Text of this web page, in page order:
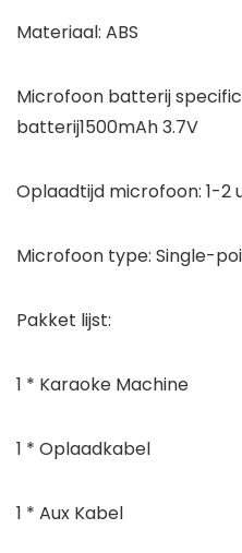
Materiaal: ABS
Microfoon batterij
batterij1500mAh 3.7V
Oplaadtijd microfoon: 1-2
Microfoon type: Single-
Pakket lijst:
1 * Karaoke Machine
1 * Oplaadkabel
1 * Aux Kabel